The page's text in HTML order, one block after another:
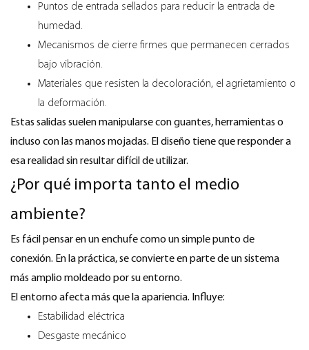
Puntos de entrada sellados para reducir la entrada de
humedad.
Mecanismos de cierre firmes que permanecen cerrados
bajo vibración.
Materiales que resisten la decoloración, el agrietamiento o
la deformación.
Estas salidas suelen manipularse con guantes, herramientas o
incluso con las manos mojadas. El diseño tiene que responder a
esa realidad sin resultar difícil de utilizar.
¿Por qué importa tanto el medio
ambiente?
Es fácil pensar en un enchufe como un simple punto de
conexión. En la práctica, se convierte en parte de un sistema
más amplio moldeado por su entorno.
El entorno afecta más que la apariencia. Influye:
Estabilidad eléctrica
Desgaste mecánico